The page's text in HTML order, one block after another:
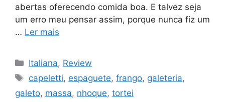
abertas oferecendo comida boa. E talvez seja
um erro meu pensar assim, porque nunca fiz um
… Ler mais
Categorias
Italiana, Review
Tags
capeletti, espaguete,frango, galeteria,
galeto, massa, nhoque, tortei